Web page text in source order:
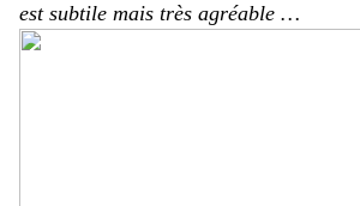
est subtile mais très agréable …